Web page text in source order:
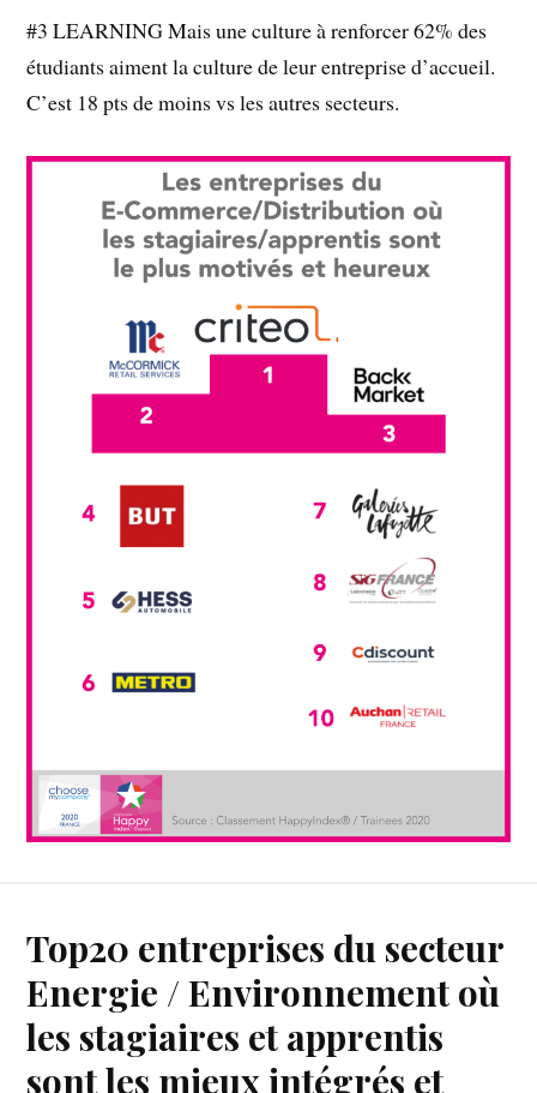
#3 LEARNING Mais une culture à renforcer 62% des
étudiants aiment la culture de leur entreprise d’accueil.
C’est 18 pts de moins vs les autres secteurs.
Top20 entreprises du secteur
Energie / Environnement où
les stagiaires et apprentis
sont les mieux intégrés et